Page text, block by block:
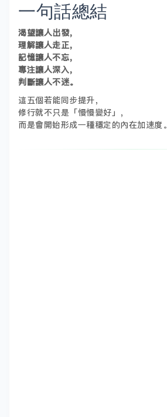
一句話總結
渴望讓人出發，
理解讓人走正，
記憶讓人不忘，
專注讓人深入，
判斷讓人不迷。
這五個若能同步提升，
修行就不只是「慢慢變好」，
而是會開始形成一種穩定的內在加速度。